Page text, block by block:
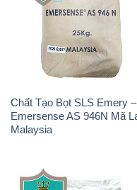
Chất Tạo Bọt SLS Emery –
Emersense AS 946N Mã Lai
Malaysia